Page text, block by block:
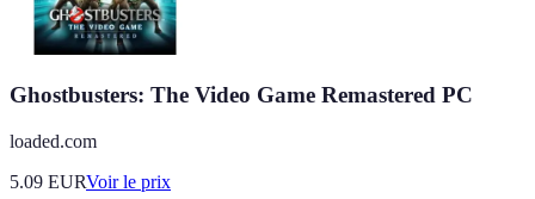
Ghostbusters: The Video Game Remastered PC
loaded.com
5.09 EURVoir le prix